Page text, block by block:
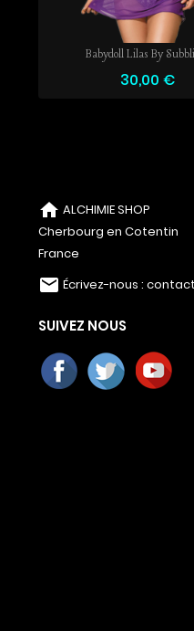
Babydoll Lilas By
30,00 €
home ALCHIMIE SHOP
Cherbourg en Cotentin
France
email Écrivez-nous :
SUIVEZ NOUS